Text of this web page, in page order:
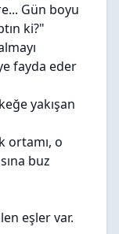
Gün boyu
ki?"
fayda eder
yakışan
ortamı, o
buz
eşler var.